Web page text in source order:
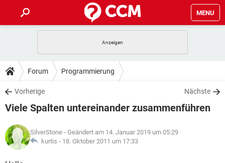
MENU
ANDROID IOS
WINDOWS 10
WHATSAPP TIKTOK
FACEBOOK
TIPPS & TRICKS
SPIELE
WHATSAPP TIKTOK
FACEBOOK
DOWNLOADS
SPIELE STREAMING
ANDROID
WINDOWS 10 INSTAGRAM
WHATSAPP
SPIELE STREAMING
ANDROID
LEXIKON
SPIELE
Forum Programmierung
Vorherige Nächste
Viele Spalten untereinander zusammenführen
SilverStone - Geändert am 14. Januar 2019 um 05:29
kurtis - 18. Oktober 2011 um 17:33